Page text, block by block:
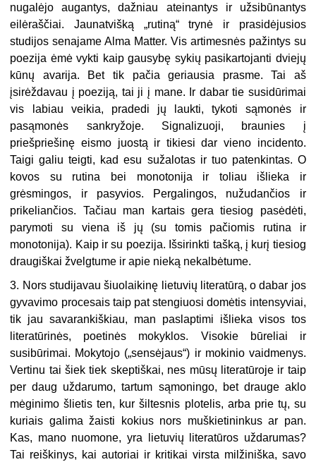
nugalėjo augantys, dažniau ateinantys ir užsibūnantys
eilėraščiai. Jaunatvišką „rutiną“ trynė ir prasidėjusios
studijos senajame Alma Matter. Vis artimesnės pažintys su
poezija ėmė vykti kaip gausybę sykių pasikartojanti dviejų
kūnų avarija. Bet tik pačia geriausia prasme. Tai aš
įsirėždavau į poeziją, tai ji į mane. Ir dabar tie susidūrimai
vis labiau veikia, pradedi jų laukti, tykoti sąmonės ir
pasąmonės sankryžoje. Signalizuoji, braunies į
priešpriešinę eismo juostą ir tikiesi dar vieno incidento.
Taigi galiu teigti, kad esu sužalotas ir tuo patenkintas. O
kovos su rutina bei monotonija ir toliau išlieka ir
grėsmingos, ir pasyvios. Pergalingos, nužudančios ir
prikeliančios. Tačiau man kartais gera tiesiog pasėdėti,
parymoti su viena iš jų (su tomis pačiomis rutina ir
monotonija). Kaip ir su poezija. Išsirinkti tašką, į kurį tiesiog
draugiškai žvelgtume ir apie nieką nekalbėtume.
3. Nors studijavau šiuolaikinę lietuvių literatūrą, o dabar jos
gyvavimo procesais taip pat stengiuosi domėtis intensyviai,
tik jau savarankiškiau, man paslaptimi išlieka visos tos
literatūrinės, poetinės mokyklos. Visokie būreliai ir
susibūrimai. Mokytojo („sensėjaus“) ir mokinio vaidmenys.
Vertinu tai šiek tiek skeptiškai, nes mūsų literatūroje ir taip
per daug uždarumo, tartum sąmoningo, bet drauge aklo
mėginimo šlietis ten, kur šiltesnis plotelis, arba prie tų, su
kuriais galima žaisti kokius nors muškietininkus ar pan.
Kas, mano nuomone, yra lietuvių literatūros uždarumas?
Tai reiškinys, kai autoriai ir kritikai virsta milžiniška, savo